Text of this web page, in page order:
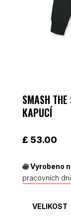
SMASH
KAPUCÍ
£ 53.00
꩜Vyrobeno
pracovních
VELIKOST